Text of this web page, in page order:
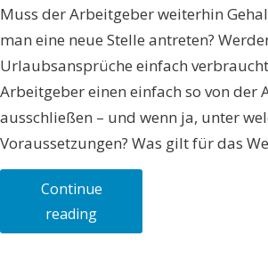
Muss der Arbeitgeber weiterhin
man eine neue Stelle antreten?
Urlaubsansprüche einfach
Arbeitgeber einen einfach so von der
ausschließen – und wenn ja, unter
Voraussetzungen? Was gilt für das
Continue
reading„Freistellung
und